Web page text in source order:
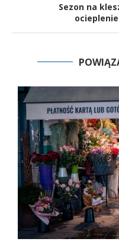
Sezon na